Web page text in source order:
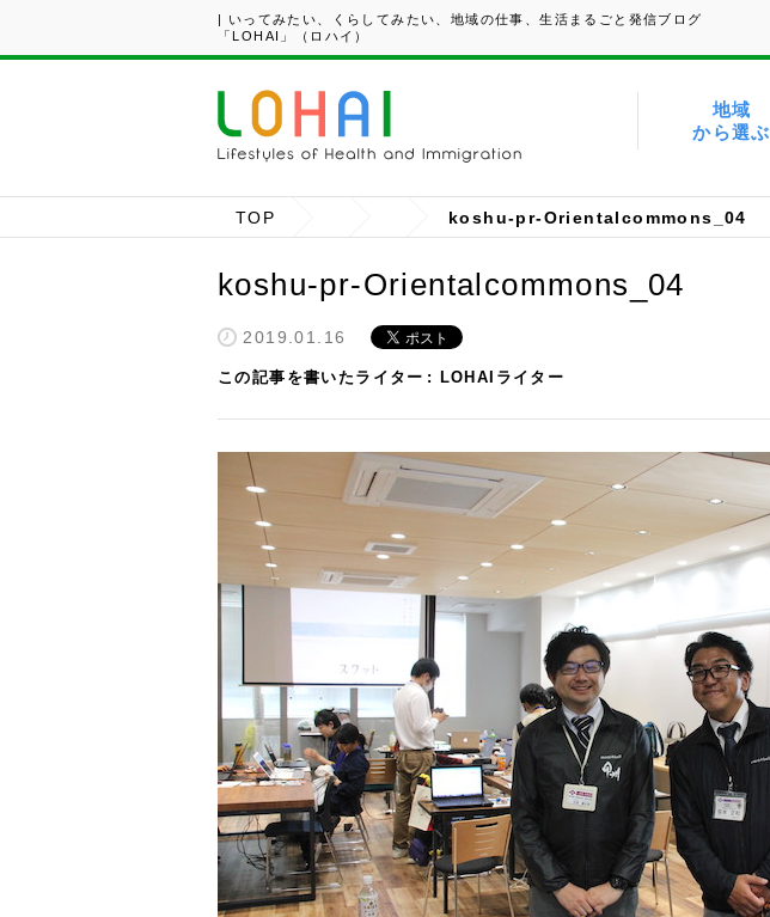
| いってみたい、くらしてみたい、地域の仕事、生活まるごと発信ブログ
「LOHAI」（ロハイ）
地域
から選ぶ
TOP koshu-pr-Orientalcommons_04
koshu-pr-Orientalcommons_04
2019.01.16
この記事を書いたライター LOHAIライター